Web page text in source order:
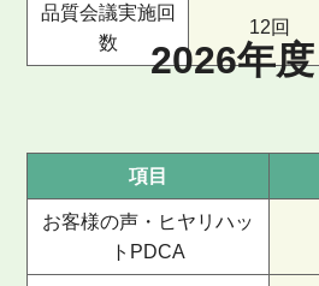
品質会議実施回
数
12回
2026年
項目
お客様の声・ヒヤリハッ
トPDCA